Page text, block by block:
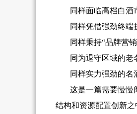
同样面临高档白酒
同样凭借强劲终端
同样秉持“品牌营
同为退守区域的老
同样实力强劲的名
这是一篇需要慢慢
结构和资源配置创新之